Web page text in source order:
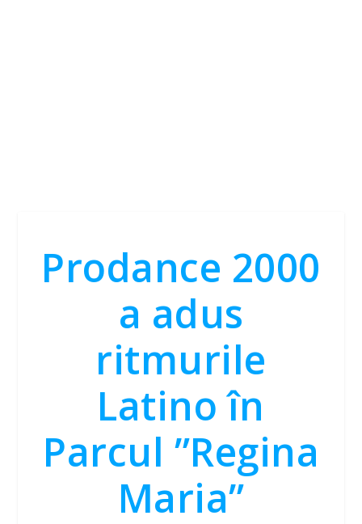
Prodance 2000
a adus
ritmurile
Latino în
Parcul ”Regina
Maria”